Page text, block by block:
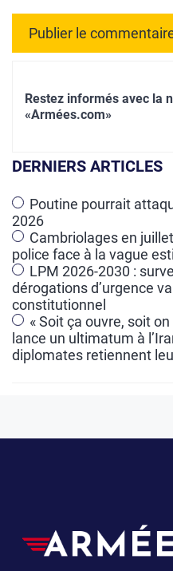
r
a
t
i
v
e
:
Restez informés avec la
«Armées.com»
DERNIERS ARTICLES
Poutine pourrait
2026
Cambriolages en
police face à la vague
LPM 2026-2030 :
dérogations d’urgence
constitutionnel
« Soit ça ouvre, soit
lance un ultimatum à
diplomates retiennent